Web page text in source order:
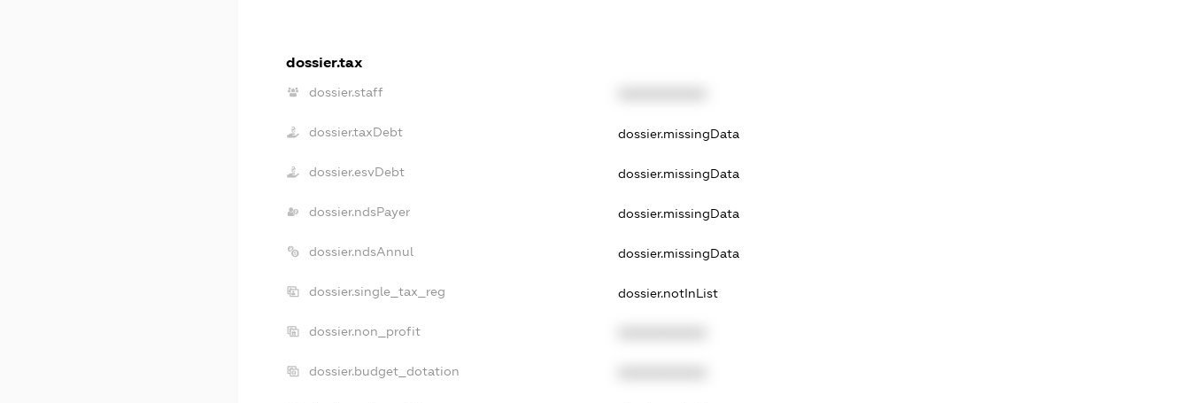
dossier.tax
dossier.staff
dossier.taxDebt dossier.missingData
dossier.esvDebt dossier.missingData
dossier.ndsPayer dossier.missingData
dossier.ndsAnnul dossier.missingData
dossier.single_tax_reg dossier.notInList
dossier.non_profit
dossier.budget_dotation